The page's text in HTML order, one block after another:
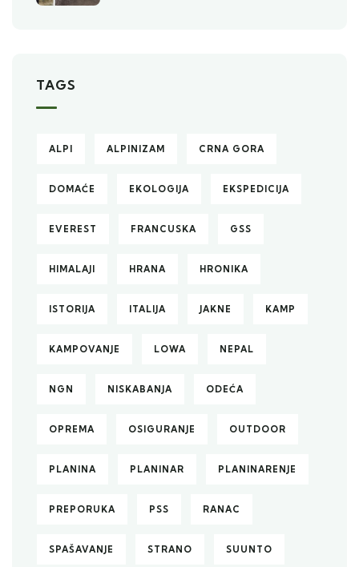
TAGS
ALPI ALPINIZAM CRNA GORA
DOMAĆE EKOLOGIJA EKSPEDICIJA
EVEREST FRANCUSKA GSS
HIMALAJI HRANA HRONIKA
ISTORIJA ITALIJA JAKNE KAMP
KAMPOVANJE LOWA NEPAL
NGN NISKABANJA ODEĆA
OPREMA OSIGURANJE OUTDOOR
PLANINA PLANINAR PLANINARENJE
PREPORUKA PSS RANAC
SPAŠAVANJE STRANO SUUNTO